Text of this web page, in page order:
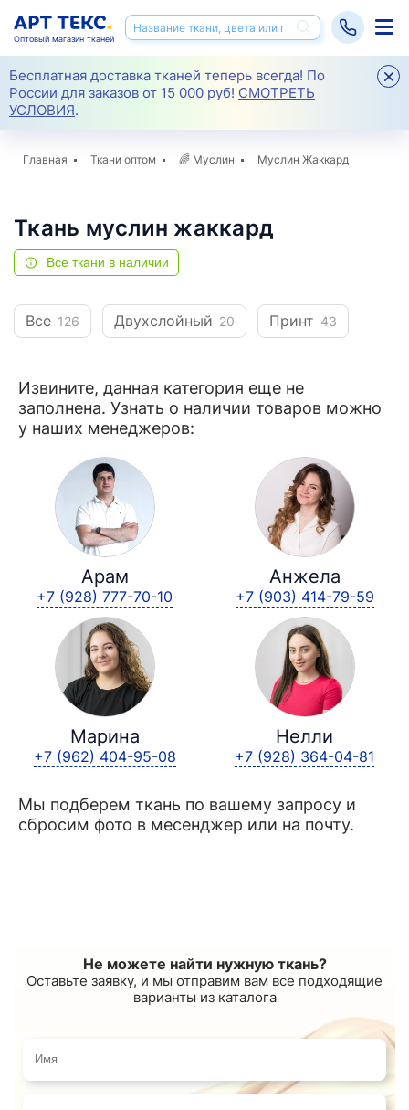
Бесплатная доставка тканей теперь всегда! По
России для заказов от 15 000 руб! СМОТРЕТЬ
УСЛОВИЯ.
Оптовый магазин тканей
Главная Ткани оптом 🌈 Муслин Муслин Жаккард
Ткань муслин жаккард
Все ткани в наличии
Все 126 Двухслойный 20 Принт 43
Извините, данная категория еще не
заполнена. Узнать о наличии товаров можно
у наших менеджеров:
Арам
+7 (928) 777-70-10
Анжела
+7 (903) 414-79-59
Марина
+7 (962) 404-95-08
Нелли
+7 (928) 364-04-81
Мы подберем ткань по вашему запросу и
сбросим фото в месенджер или на почту.
Не можете найти нужную ткань?
Оставьте заявку, и мы отправим вам все подходящие
варианты из каталога
Имя